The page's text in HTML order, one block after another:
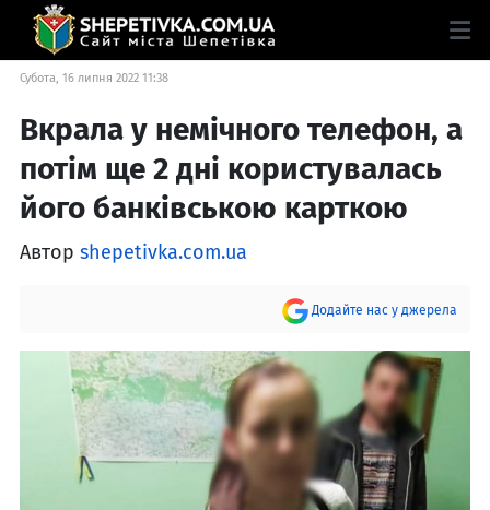
Субота, 16 липня 2022 11:38
Вкрала у немічного телефон, а
потім ще 2 дні користувалась
його банківською карткою
Автор shepetivka.com.ua
Додайте нас у джерела